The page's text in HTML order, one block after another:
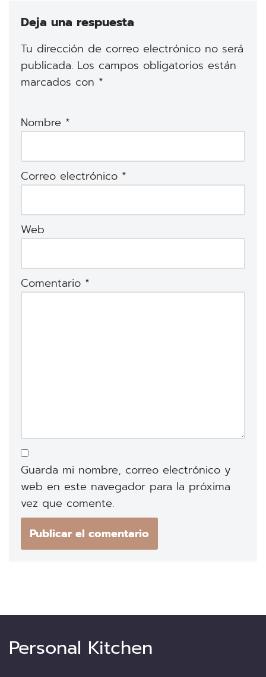
Deja una respuesta
Tu dirección de correo electrónico no será
publicada. Los campos obligatorios están
marcados con *
Nombre *
Correo electrónico *
Web
Comentario *
Guarda mi nombre, correo electrónico y
web en este navegador para la próxima
vez que comente.
Personal Kitchen